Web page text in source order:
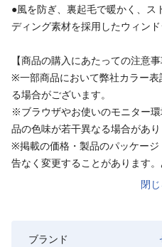
●風を防ぎ、裏起毛で暖かく、ス
ディング素材を採用したウィンド
【商品の購入にあたっての注意事
※一部商品において弊社カラー
る場合がございます。
※ブラウザやお使いのモニター
品の色味が若干異なる場合があり
※掲載の価格・製品のパッケー
告なく変更することがあります
閉
ブランド